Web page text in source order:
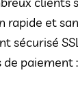
rapide et
sécurisé
paiement